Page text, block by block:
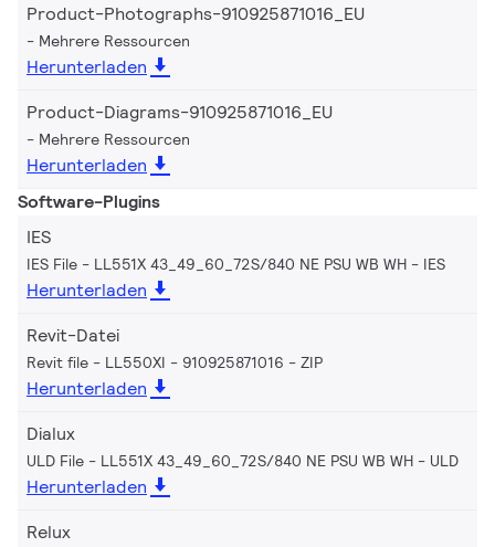
Product-Photographs-910925871016_EU
Mehrere Ressourcen
Herunterladen
Product-Diagrams-910925871016_EU
Mehrere Ressourcen
Herunterladen
Software-Plugins
IES
IES File - LL551X 43_49_60_72S/840 NE PSU WB WH IES
Herunterladen
Revit-Datei
Revit file - LL550XI - 910925871016 ZIP
Herunterladen
Dialux
ULD File - LL551X 43_49_60_72S/840 NE PSU WB WH ULD
Herunterladen
Relux